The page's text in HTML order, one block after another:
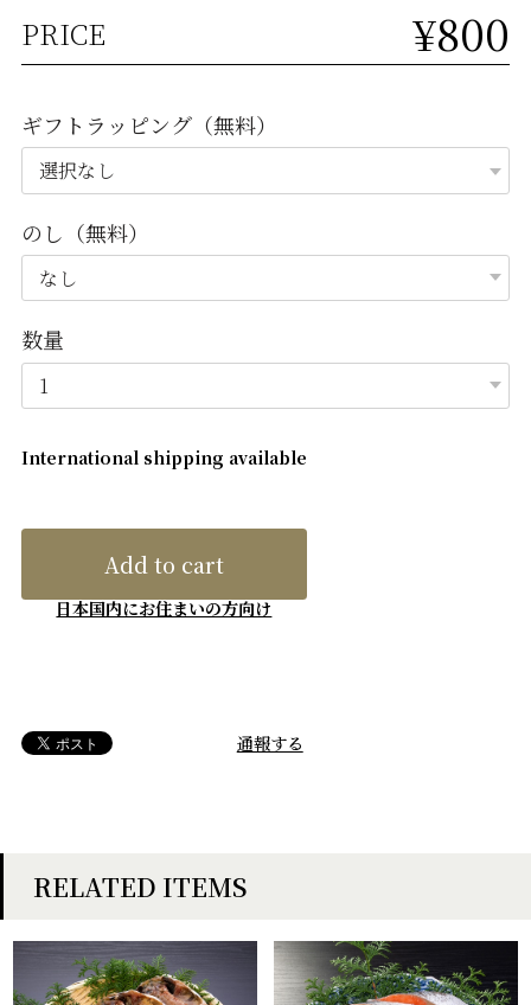
PRICE ¥800
ギフトラッピング（無料）
のし（無料）
数量
International shipping available
Add to cart
日本国内にお住まいの方向け
通報する
RELATED ITEMS